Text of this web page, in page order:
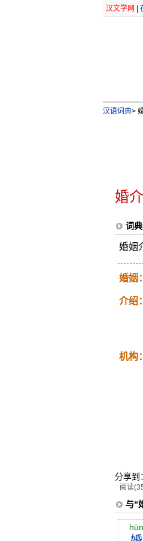
汉文学网
汉语词典>
婚介
词
婚姻
婚姻：
介绍：
机构：
分享到：
阅读
与“
hūn